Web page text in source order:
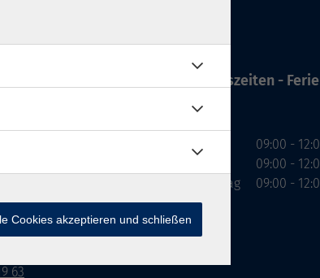
63
Öffnungszeiten -
Donnerstag
Freitag
09:00 -
09:00 -
09:00 -
Cookies akzeptieren und schließen